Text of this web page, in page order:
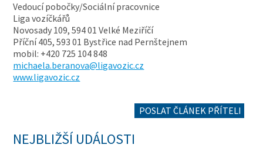
Vedoucí pobočky/Sociální pracovnice
Liga vozíčkářů
Novosady 109, 594 01 Velké Meziříčí
Příční 405, 593 01 Bystřice nad Pernštejnem
mobil: +420 725 104 848
michaela.beranova@ligavozic.cz
www.ligavozic.cz
POSLAT ČLÁNEK PŘÍTELI
NEJBLIŽŠÍ UDÁLOSTI